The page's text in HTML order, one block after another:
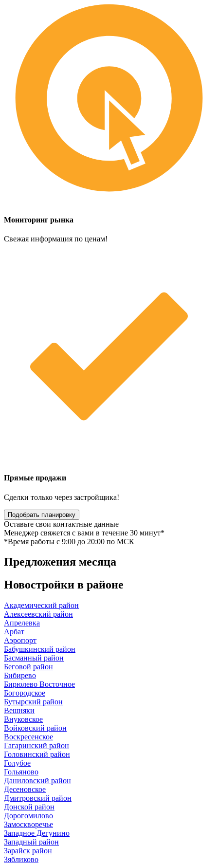
Мониторинг рынка
Свежая информация по ценам!
Прямые продажи
Сделки только через застройщика!
Подобрать планировку
Оставьте свои контактные данные
Менеджер свяжется с вами в течение 30 минут*
*Время работы c 9:00 до 20:00 по МСК
Предложения месяца
Новостройки в районе
Академический район
Алексеевский район
Апрелевка
Арбат
Аэропорт
Бабушкинский район
Басманный район
Беговой район
Бибирево
Бирюлево Восточное
Богородское
Бутырский район
Вешняки
Внуковское
Войковский район
Воскресенское
Гагаринский район
Головинский район
Голубое
Гольяново
Даниловский район
Десеновское
Дмитровский район
Донской район
Дорогомилово
Замоскворечье
Западное Дегунино
Западный район
Зарайск район
Зябликово